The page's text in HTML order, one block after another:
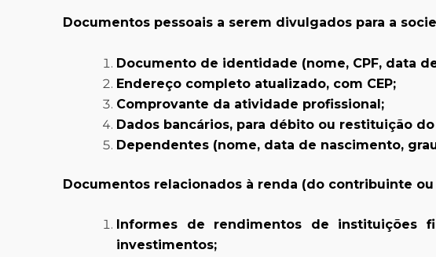
Documentos pessoais a serem divulgados para a
Documento de identidade (nome, CPF, data
Endereço completo atualizado, com CEP;
Comprovante da atividade profissional;
Dados bancários, para débito ou restituição
Dependentes (nome, data de nascimento,
Documentos relacionados à renda (do contribuinte
Informes de rendimentos de instituições
investimentos;